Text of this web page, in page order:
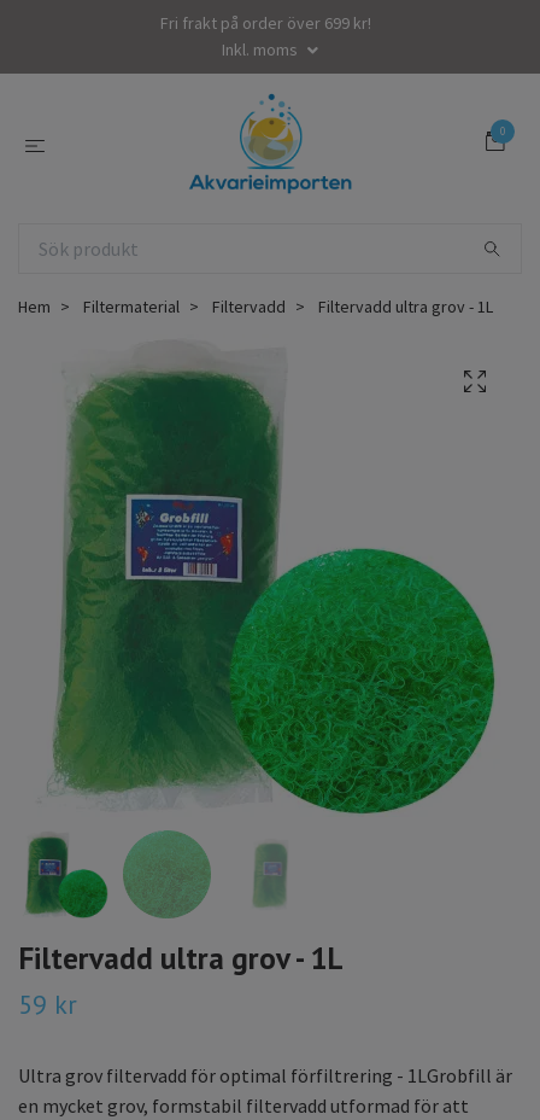
Fri frakt på order över 699 kr!
Inkl. moms
0
Hem Filtermaterial Filtervadd Filtervadd ultra grov - 1L
Filtervadd ultra grov - 1L
59 kr
Ultra grov filtervadd för optimal förfiltrering - 1LGrobfill är
en mycket grov, formstabil filtervadd utformad för att